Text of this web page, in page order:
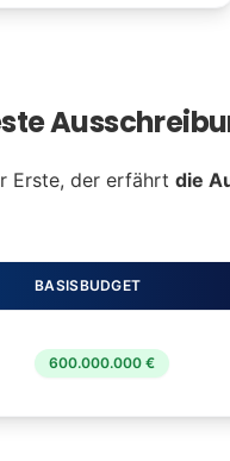
Erste, der erfährt die
BASISBUDGET
600.000.000 €